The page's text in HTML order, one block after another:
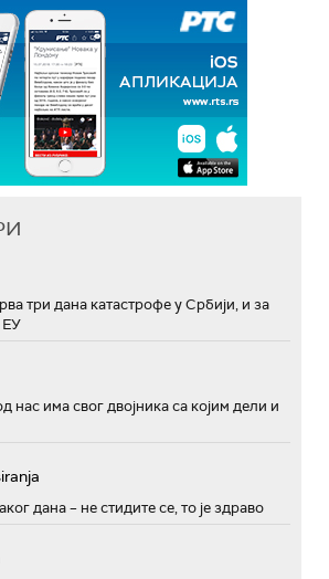
три дана катастрофе у Србији, и за
ЕУ
нас има свог двојника са којим дели и
дана – не стидите се, то је здраво